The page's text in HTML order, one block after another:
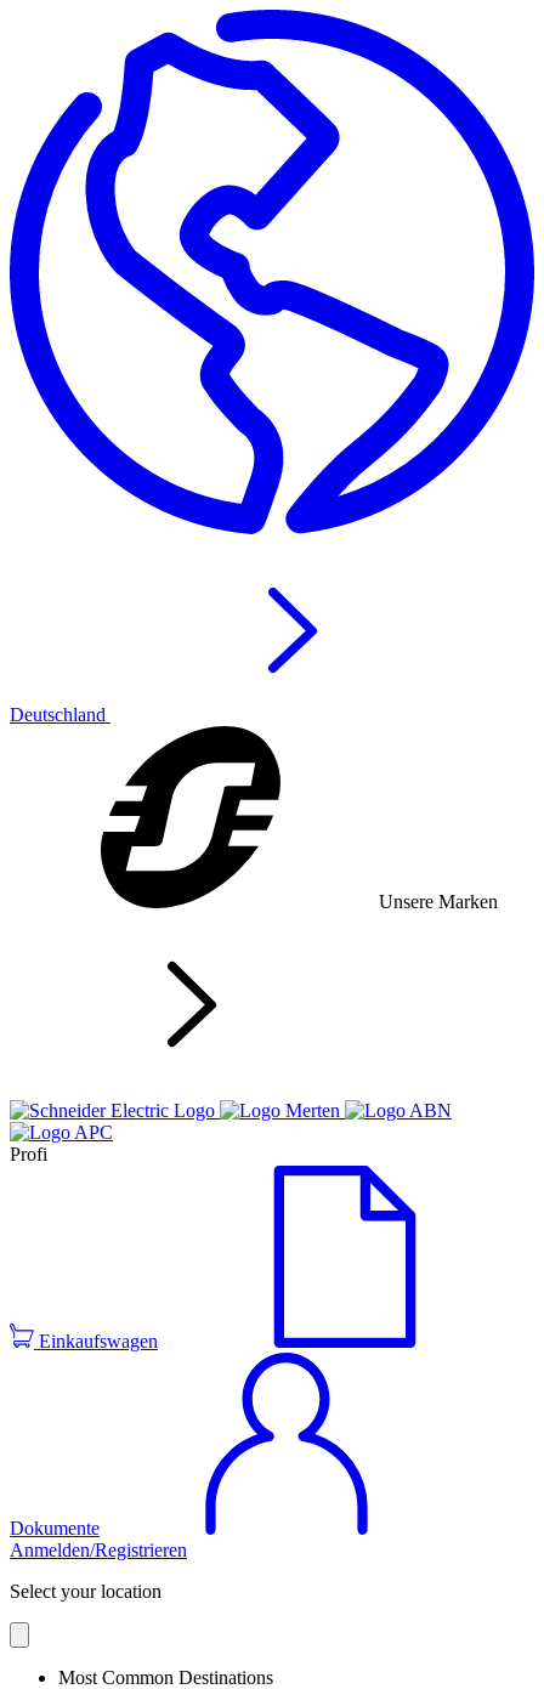
Deutschland
Unsere Marken
Profi
Einkaufswagen
Dokumente
Anmelden/Registrieren
Select your location
Most Common Destinations